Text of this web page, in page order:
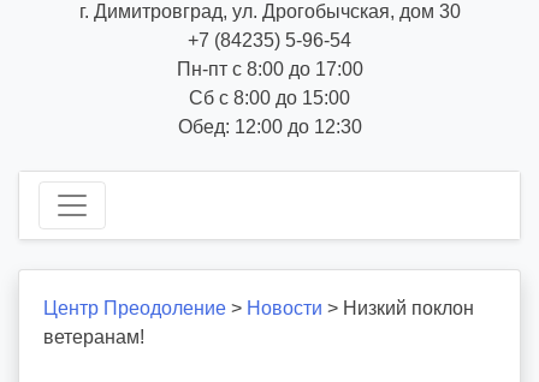
г. Димитровград, ул. Дрогобычская, дом 30
+7 (84235) 5-96-54
Пн-пт с 8:00 до 17:00
Сб с 8:00 до 15:00
Обед: 12:00 до 12:30
Центр Преодоление > Новости > Низкий поклон
ветеранам!